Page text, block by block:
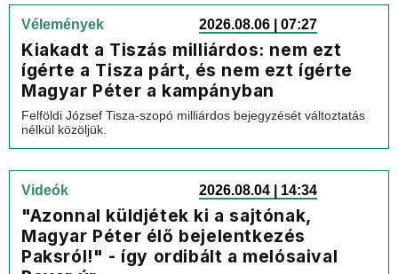
Vélemények 2026.08.06 | 07:27
Kiakadt a Tiszás milliárdos: nem ezt
ígérte a Tisza párt, és nem ezt ígérte
Magyar Péter a kampányban
Felföldi József Tisza-szopó milliárdos bejegyzését változtatás
nélkül közöljük.
Videók 2026.08.04 | 14:34
"Azonnal küldjétek ki a sajtónak,
Magyar Péter élő bejelentkezés
Paksról!" - így ordibált a melósaival